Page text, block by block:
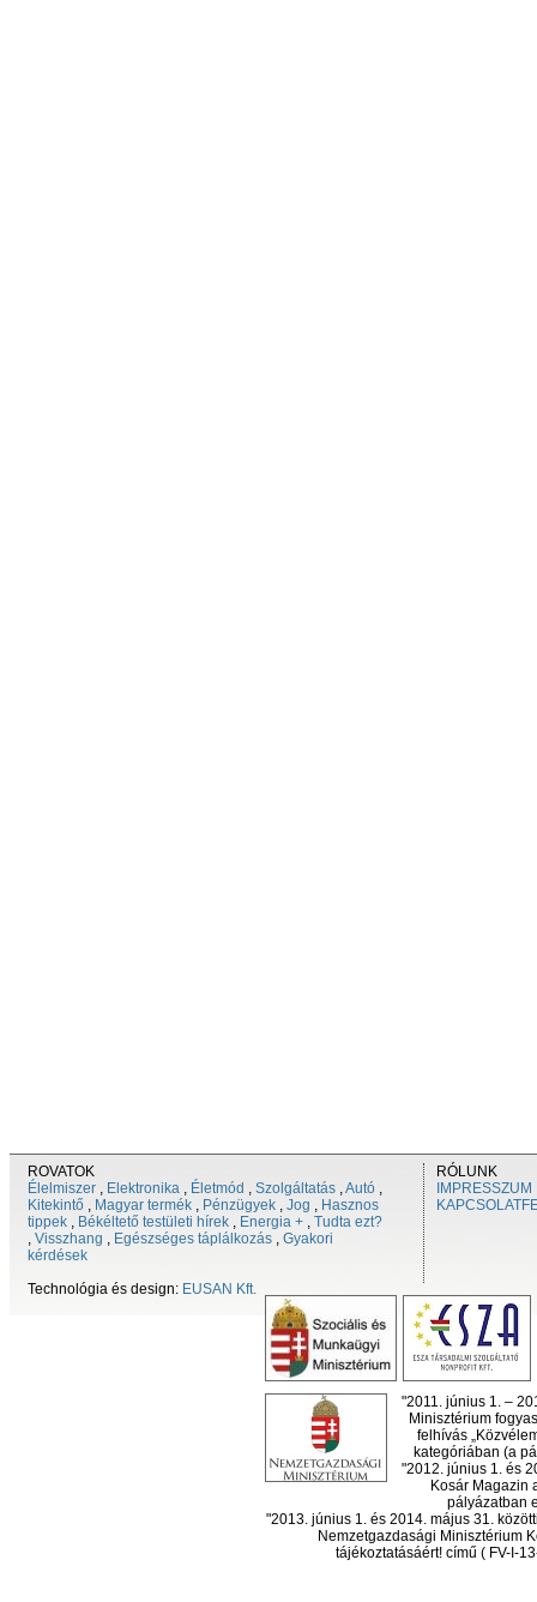
ROVATOK
Élelmiszer , Elektronika , Életmód , Szolgáltatás ,Autó ,
Kitekintő , Magyar termék , Pénzügyek , Jog , Hasznos
tippek , Békéltető testületi hírek , Energia + , Tudta ezt?
, Visszhang , Egészséges táplálkozás , Gyakori
kérdések
Technológia és design: EUSAN Kft.
RÓLUNK
IMPRESSZUM
"2011. június 1. –
Minisztérium
felhívás
kategóriában (a
"2012. június 1. és
Kosár Magazin
pályázatban
"2013. június 1. és 2014. május 31.
Nemzetgazdasági Minisztérium
tájékoztatásáért! című ( FV-I-